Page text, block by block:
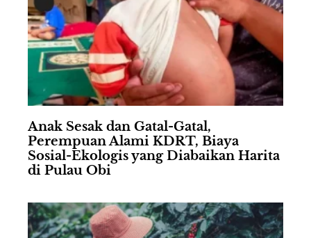
Anak Sesak dan Gatal-Gatal,
Perempuan Alami KDRT, Biaya
Sosial-Ekologis yang Diabaikan Harita
di Pulau Obi